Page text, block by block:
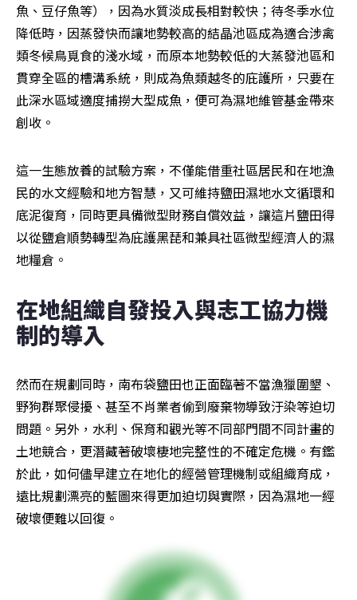
魚、豆仔魚等），因為水質淡成長相對較快；待冬季水位
降低時，因蒸發快而讓地勢較高的結晶池區成為適合涉禽
類冬候鳥覓食的淺水域，而原本地勢較低的大蒸發池區和
貫穿全區的槽溝系統，則成為魚類越冬的庇護所，只要在
此深水區域適度捕撈大型成魚，便可為濕地維管基金帶來
創收。
這一生態放養的試驗方案，不僅能借重社區居民和在地漁
民的水文經驗和地方智慧，又可維持鹽田濕地水文循環和
底泥復育，同時更具備微型財務自償效益，讓這片鹽田得
以從鹽倉順勢轉型為庇護黑琵和兼具社區微型經濟人的濕
地糧倉。
在地組織自發投入與志工協力機
制的導入
然而在規劃同時，南布袋鹽田也正面臨著不當漁獵圍墾、
野狗群聚侵擾、甚至不肖業者偷到廢棄物導致汙染等迫切
問題。另外，水利、保育和觀光等不同部門間不同計畫的
土地競合，更潛藏著破壞棲地完整性的不確定危機。有鑑
於此，如何儘早建立在地化的經營管理機制或組織育成，
遠比規劃漂亮的藍圖來得更加迫切與實際，因為濕地一經
破壞便難以回復。